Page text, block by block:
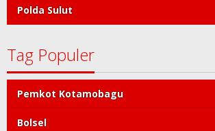
Polda Sulut
Tag Populer
Pemkot Kotamobagu
Bolsel